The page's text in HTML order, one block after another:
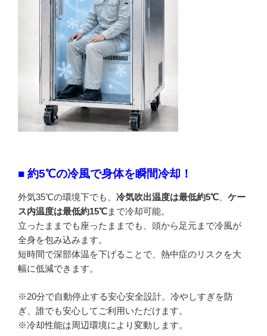
■ 約5℃の冷風で身体を瞬間冷却！
外気35℃の環境下でも、 冷気吹出温度は最低約5℃
ケー
ス内温度は最低約15℃まで冷却可能。
立ったままでも座ったままでも、頭から足元まで冷風が
全身を包み込みます。
短時間で深部体温を下げることで、熱中症のリスクを大
幅に低減できます。
※20分で自動停止する安心安全設計。冷やしすぎを防
ぎ、誰でも安心してご利用いただけます。
※冷却性能は周辺環境により変動します。